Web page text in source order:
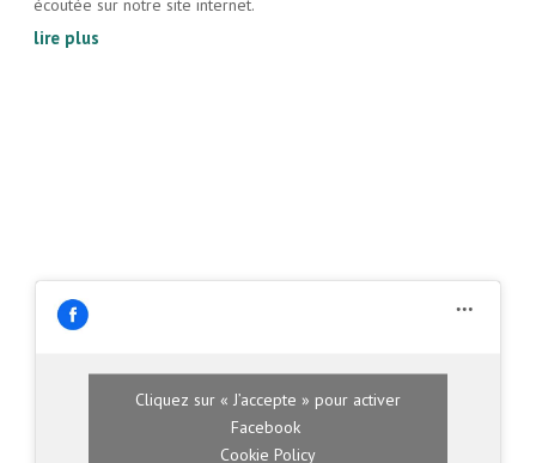
écoutée sur notre site internet.
lire plus
Cliquez sur « J’accepte » pour activer
Facebook
Cookie Policy